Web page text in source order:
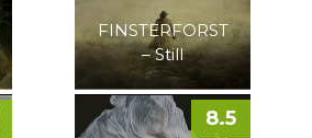
FINSTERFORST
– Still
8.5